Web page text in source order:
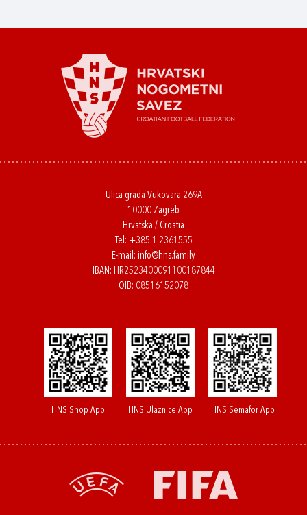
Ulica grada Vukovara 269A
10000 Zagreb
Hrvatska / Croatia
Tel: +385 1 2361555
E-mail: info@hns.family
IBAN: HR2523400091100187844
OIB: 08516152078
HNS Shop App HNS Ulaznice App HNS Semafor App